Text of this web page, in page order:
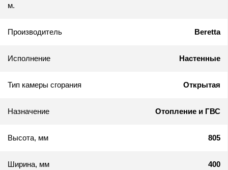
м.
Производитель Beretta
Исполнение Настенные
Тип камеры сгорания Открытая
Назначение Отопление и ГВС
Высота, мм 805
Ширина, мм 400